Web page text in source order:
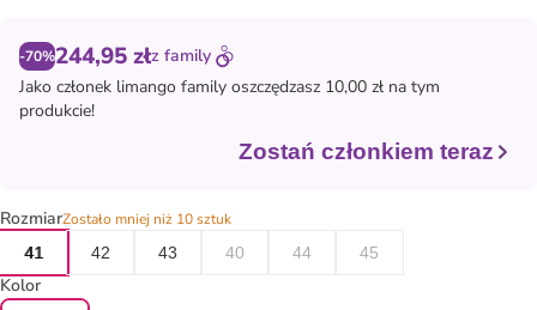
-70%244,95 złz family
Jako członek limango family oszczędzasz 10,00 zł na tym
produkcie!
Zostań członkiem teraz
RozmiarZostało mniej niż 10 sztuk
41
42 43 40 44 45
Kolor